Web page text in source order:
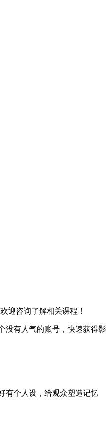
迎咨询了解相关课程！
没有人气的账号，快速获得影
有个人设，给观众塑造记忆